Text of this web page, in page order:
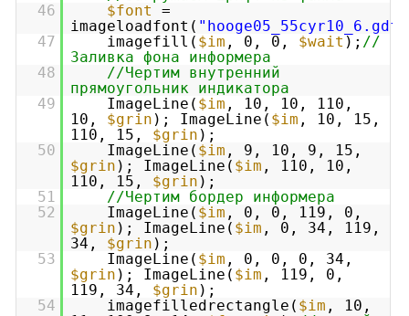
46
$font
=
imageloadfont( "hooge05_55cyr10_6.gdf"
47
imagefill( $im , 0, 0, $wait ); //
Заливка фона информера
48
//Чертим внутренний
прямоугольник индикатора
49
ImageLine( $im , 10, 10, 110,
10, $grin ); ImageLine( $im , 10, 15,
110, 15, $grin );
50
ImageLine( $im , 9, 10, 9, 15,
$grin ); ImageLine( $im , 110, 10,
110, 15, $grin );
51
//Чертим бордер информера
52
ImageLine( $im , 0, 0, 119, 0,
$grin ); ImageLine( $im , 0, 34, 119,
34, $grin );
53
ImageLine( $im , 0, 0, 0, 34,
$grin ); ImageLine( $im , 119, 0,
119, 34, $grin );
54
imagefilledrectangle( $im , 10,